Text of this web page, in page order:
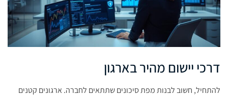
דרכי יישום מהיר בארגון
להתחיל, חשוב לבנות מפת סיכונים שתתאים לחברה. ארגונים קטנים